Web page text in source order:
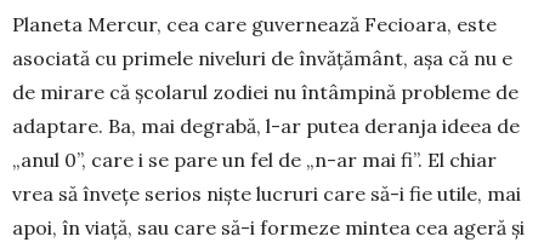
Planeta Mercur, cea care guvernează Fecioara, este
asociată cu primele niveluri de învățământ, așa că nu e
de mirare că școlarul zodiei nu întâm­pină probleme de
adaptare. Ba, mai degrabă, l-ar putea deranja ideea de
„anul 0”, care i se pare un fel de „n-ar mai fi”. El chiar
vrea să învețe serios niște lucruri care să-i fie utile, mai
apoi, în viață, sau care să-i formeze mintea cea ageră și